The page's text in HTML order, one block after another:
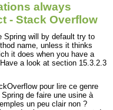
always
- Stack Overflow
Spring will by default try to
name, unless it thinks
it does when you have a
a look at section 15.3.2.3
pour lire ce genre
de faire une usine à
un peu clair non ?